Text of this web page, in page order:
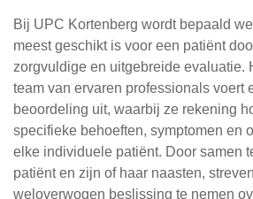
Bij UPC Kortenberg wordt bepaald
meest geschikt is voor een patiënt
zorgvuldige en uitgebreide evaluatie.
team van ervaren professionals voert
beoordeling uit, waarbij ze rekening
specifieke behoeften, symptomen en
elke individuele patiënt. Door samen
patiënt en zijn of haar naasten,
weloverwogen beslissing te nemen